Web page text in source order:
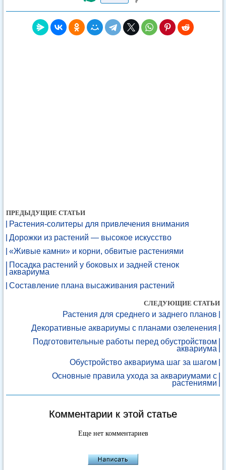
ПРЕДЫДУЩИЕ СТАТЬИ
Растения-солитеры для привлечения внимания
Дорожки из растений — высокое искусство
«Живые камни» и корни, обвитые растениями
Посадка растений у боковых и задней стенок
аквариума
Составление плана высаживания растений
СЛЕДУЮЩИЕ СТАТЬИ
Растения для среднего и заднего планов
Декоративные аквариумы с планами озеленения
Подготовительные работы перед обустройством
аквариума
Обустройство аквариума шаг за шагом
Основные правила ухода за аквариумами с
растениями
Комментарии к этой статье
Еще нет комментариев